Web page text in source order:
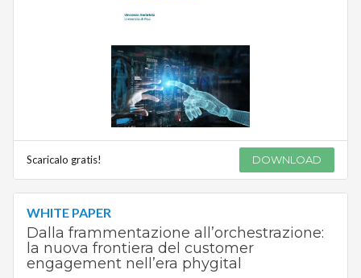
Scaricalo gratis! DOWNLOAD
WHITE PAPER
Dalla frammentazione all’orchestrazione:
la nuova frontiera del customer
engagement nell’era phygital